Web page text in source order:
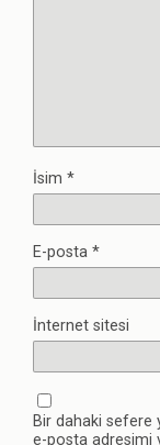
İsim *
E-posta *
İnternet sitesi
Bir dahaki sefere
e-posta adresimi